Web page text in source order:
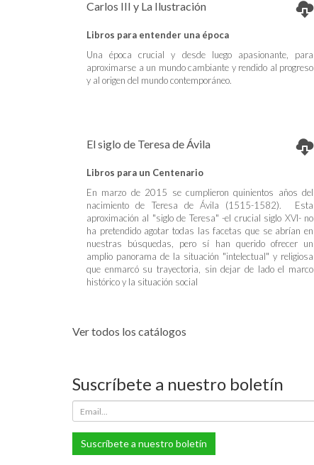
Carlos III y La Ilustración
Libros para entender una época
Una época crucial y desde luego apasionante, para
aproximarse a un mundo cambiante y rendido al progreso
y al origen del mundo contemporáneo.
El siglo de Teresa de Ávila
Libros para un Centenario
En marzo de 2015 se cumplieron quinientos años del
nacimiento de Teresa de Ávila (1515-1582). Esta
aproximación al "siglo de Teresa" -el crucial siglo XVI- no
ha pretendido agotar todas las facetas que se abrían en
nuestras búsquedas, pero sí han querido ofrecer un
amplio panorama de la situación "intelectual" y religiosa
que enmarcó su trayectoria, sin dejar de lado el marco
histórico y la situación social
Ver todos los catálogos
Suscríbete a nuestro boletín
Suscríbete a nuestro boletín